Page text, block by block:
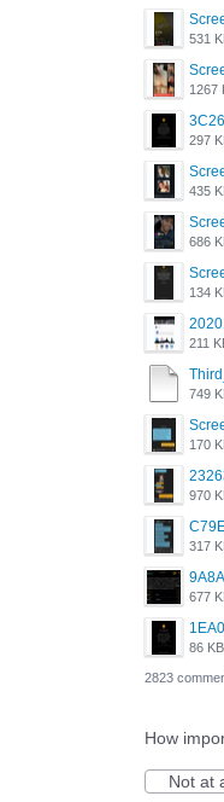
531
1267
297
435
686
134
211
749
170
970
317
677
86 KB
2823
How
Not at